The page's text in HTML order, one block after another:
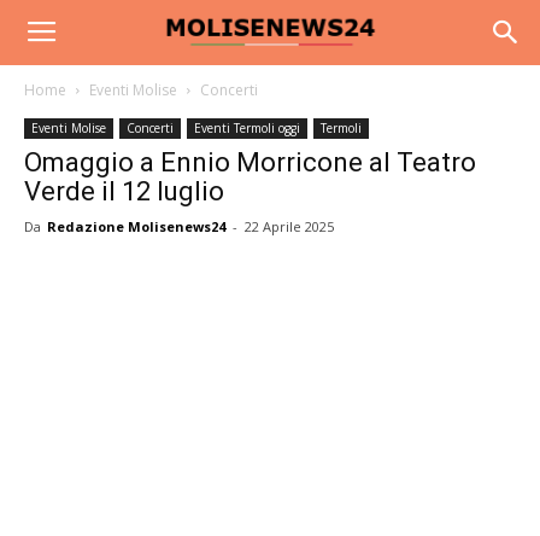
Home Eventi Molise Concerti
Eventi Molise Concerti Eventi Termoli oggi Termoli
Omaggio a Ennio Morricone al Teatro
Verde il 12 luglio
Da Redazione Molisenews24 - 22 Aprile 2025